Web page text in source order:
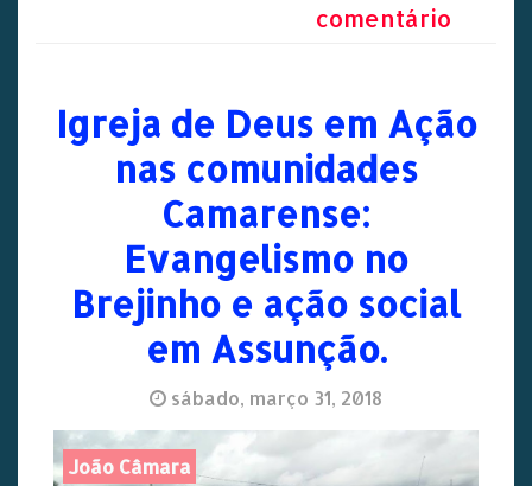
comentário
Igreja de Deus em Ação
nas comunidades
Camarense:
Evangelismo no
Brejinho e ação social
em Assunção.
sábado, março 31, 2018
João Câmara